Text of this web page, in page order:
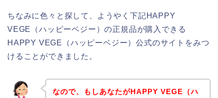
ちなみに色々と探して、ようやく下記HAPPY
VEGE（ハッピーベジー）の正規品が購入できる
HAPPY VEGE（ハッピーベジー）公式のサイトをみつ
けることができました。
なので、もしあなたがHAPPY VEGE（ハ